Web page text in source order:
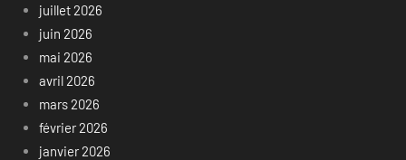
juillet 2026
juin 2026
mai 2026
avril 2026
mars 2026
février 2026
janvier 2026